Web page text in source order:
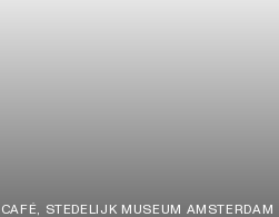
CAFÉ, STEDELIJK MUSEUM AMSTERDAM